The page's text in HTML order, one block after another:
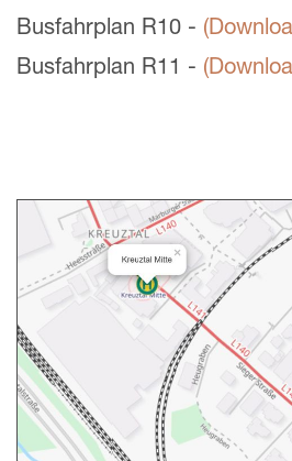
Busfahrplan R10 -
Busfahrplan R11 -